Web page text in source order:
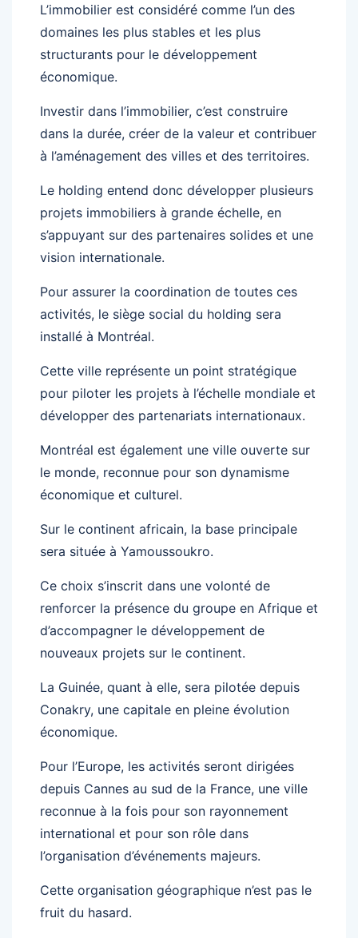
L’immobilier est considéré comme l’un des
domaines les plus stables et les plus
structurants pour le développement
économique.
Investir dans l’immobilier, c’est construire
dans la durée, créer de la valeur et contribuer
à l’aménagement des villes et des territoires.
Le holding entend donc développer plusieurs
projets immobiliers à grande échelle, en
s’appuyant sur des partenaires solides et une
vision internationale.
Pour assurer la coordination de toutes ces
activités, le siège social du holding sera
installé à Montréal.
Cette ville représente un point stratégique
pour piloter les projets à l’échelle mondiale et
développer des partenariats internationaux.
Montréal est également une ville ouverte sur
le monde, reconnue pour son dynamisme
économique et culturel.
Sur le continent africain, la base principale
sera située à Yamoussoukro.
Ce choix s’inscrit dans une volonté de
renforcer la présence du groupe en Afrique et
d’accompagner le développement de
nouveaux projets sur le continent.
La Guinée, quant à elle, sera pilotée depuis
Conakry, une capitale en pleine évolution
économique.
Pour l’Europe, les activités seront dirigées
depuis Cannes au sud de la France, une ville
reconnue à la fois pour son rayonnement
international et pour son rôle dans
l’organisation d’événements majeurs.
Cette organisation géographique n’est pas le
fruit du hasard.